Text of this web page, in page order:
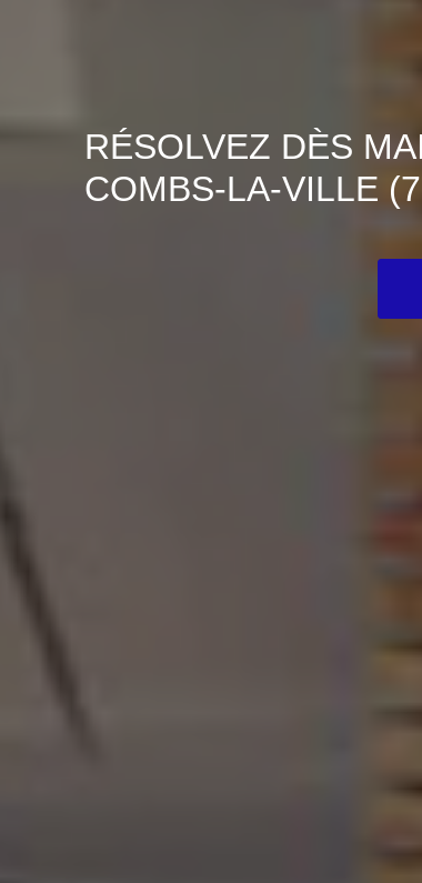
RÉSOLVEZ DÈS
COMBS-LA-VILLE